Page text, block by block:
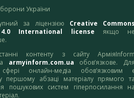
України
за ліцензією Creative Commons
International license якщо не
контенту з сайту АрміяInform
armyinform.com.ua обов’язкове. Для
сфері онлайн-медіа обов’язковим
першому абзаці матеріалу прямого та
пошукових систем гіперпосилання на